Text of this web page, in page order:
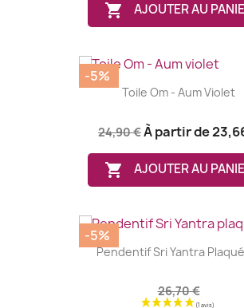
 AJOUTER AU
Toile Om - Aum Violet
24,90 €À partir de
 AJOUTER AU
-5%
Pendentif Sri Yantra
26,70 €
-5%